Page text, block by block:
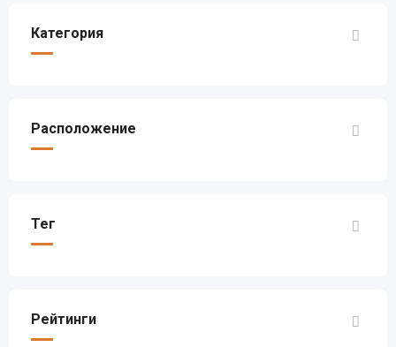
Категория
Расположение
Тег
Рейтинги